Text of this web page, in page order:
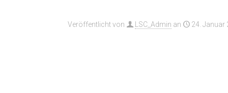
Veröffentlicht von LSC_Admin an 24. Januar